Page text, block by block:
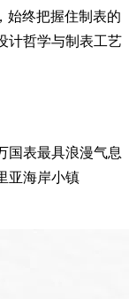
始终把握住制表的
计哲学与制表工艺
国表最具浪漫气息
亚海岸小镇